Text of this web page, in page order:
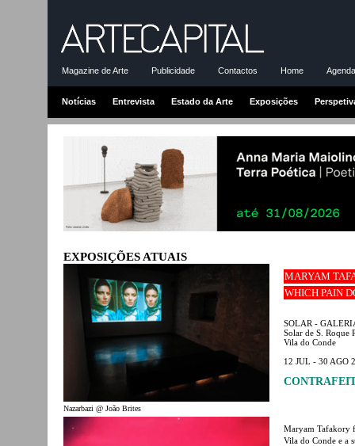
Magazine de Arte Publicidade Contactos Home
Notícias Entrevista Estado da Arte Exposições
EXPOSIÇÕES ATUAIS
Nazarbazi @ João Brites
MARYAM
WHICH PAIN
SOLAR -
Solar de S. Roque
Vila do Conde
12 JUL - 30 AGO
Maryam Tafakory
Vila do Conde e a